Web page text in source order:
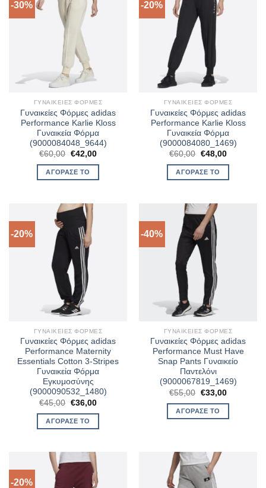
-30%
ΓΥΝΑΙΚΕΊΕΣ ΦΌΡΜΕΣ
Γυναικείες Φόρμες adidas
Performance Karlie Kloss
Γυναικεία Φόρμα
(9000084048_9644)
€60,00 Original
was:
€60,00.
€42,00Η
ΑΓΌΡΑΣΈ ΤΟ
-20%
ΓΥΝΑΙΚΕΊΕΣ ΦΌΡΜΕΣ
Γυναικείες Φόρμες adidas
Performance Karlie Kloss
Γυναικεία Φόρμα
(9000084080_1469)
€60,00 Original
was:
€60,00.
€48,00Η
ΑΓΌΡΑΣΈ ΤΟ
-20%
ΓΥΝΑΙΚΕΊΕΣ ΦΌΡΜΕΣ
Γυναικείες Φόρμες adidas
Performance Maternity
Essentials Cotton 3-Stripes
Γυναικεία Φόρμα
Εγκυμοσύνης
(9000090532_1480)
€45,00 Original
price
was:
€45,00.
€36,00Η
τιμή
ΑΓΌΡΑΣΈ ΤΟ
-40%
ΓΥΝΑΙΚΕΊΕΣ ΦΌΡΜΕΣ
Γυναικείες Φόρμες adidas
Performance Must Have
Snap Pants Γυναικείο
Παντελόνι
(9000067819_1469)
€55,00 Original
price
was:
€55,00.
€33,00Η
τιμή
ΑΓΌΡΑΣΈ ΤΟ
-20%